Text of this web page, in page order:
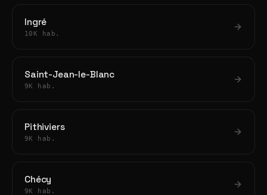
Ingré
10K hab.
Saint-Jean-le-Blanc
9K hab.
Pithiviers
9K hab.
Chécy
9K hab.